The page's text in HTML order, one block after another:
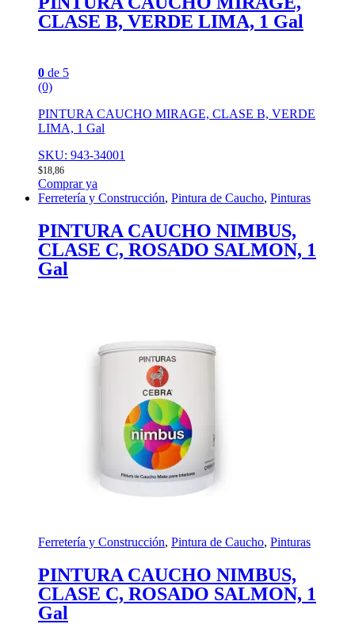
CLASE B, VERDE LIMA, 1 Gal
0 de 5
(0)
PINTURA CAUCHO MIRAGE, CLASE B, VERDE
LIMA, 1 Gal
SKU: 943-34001
$18,86
Comprar ya
Ferretería y Construcción, Pintura de Caucho, Pinturas
PINTURA CAUCHO NIMBUS,
CLASE C, ROSADO SALMON, 1
Gal
Ferretería y Construcción, Pintura de Caucho, Pinturas
PINTURA CAUCHO NIMBUS,
CLASE C, ROSADO SALMON, 1
Gal